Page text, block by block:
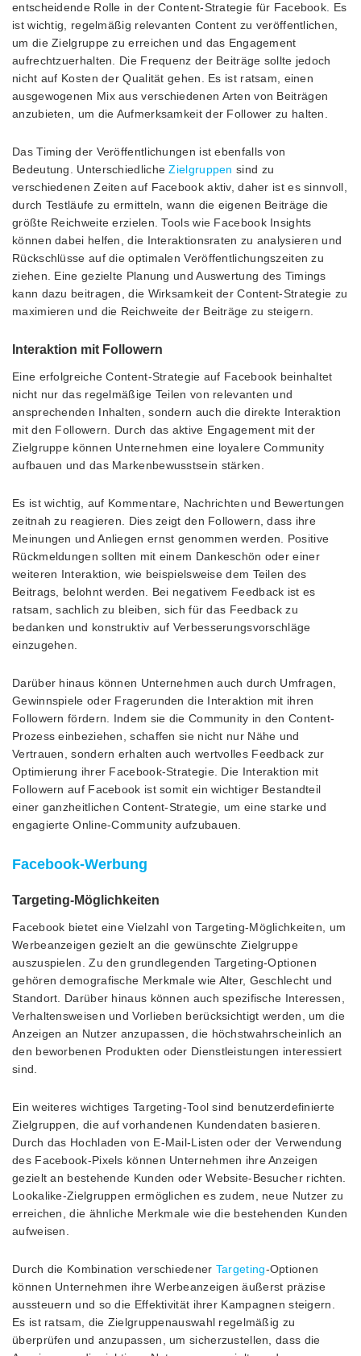
entscheidende Rolle in der Content-Strategie für Facebook. Es
ist wichtig, regelmäßig relevanten Content zu veröffentlichen,
um die Zielgruppe zu erreichen und das Engagement
aufrechtzuerhalten. Die Frequenz der Beiträge sollte jedoch
nicht auf Kosten der Qualität gehen. Es ist ratsam, einen
ausgewogenen Mix aus verschiedenen Arten von Beiträgen
anzubieten, um die Aufmerksamkeit der Follower zu halten.
Das Timing der Veröffentlichungen ist ebenfalls von
Bedeutung. UnterschiedlicheZielgruppen sind zu
verschiedenen Zeiten auf Facebook aktiv, daher ist es sinnvoll,
durch Testläufe zu ermitteln, wann die eigenen Beiträge die
größte Reichweite erzielen. Tools wie Facebook Insights
können dabei helfen, die Interaktionsraten zu analysieren und
Rückschlüsse auf die optimalen Veröffentlichungszeiten zu
ziehen. Eine gezielte Planung und Auswertung des Timings
kann dazu beitragen, die Wirksamkeit der Content-Strategie zu
maximieren und die Reichweite der Beiträge zu steigern.
Interaktion mit Followern
Eine erfolgreiche Content-Strategie auf Facebook beinhaltet
nicht nur das regelmäßige Teilen von relevanten und
ansprechenden Inhalten, sondern auch die direkte Interaktion
mit den Followern. Durch das aktive Engagement mit der
Zielgruppe können Unternehmen eine loyalere Community
aufbauen und das Markenbewusstsein stärken.
Es ist wichtig, auf Kommentare, Nachrichten und Bewertungen
zeitnah zu reagieren. Dies zeigt den Followern, dass ihre
Meinungen und Anliegen ernst genommen werden. Positive
Rückmeldungen sollten mit einem Dankeschön oder einer
weiteren Interaktion, wie beispielsweise dem Teilen des
Beitrags, belohnt werden. Bei negativem Feedback ist es
ratsam, sachlich zu bleiben, sich für das Feedback zu
bedanken und konstruktiv auf Verbesserungsvorschläge
einzugehen.
Darüber hinaus können Unternehmen auch durch Umfragen,
Gewinnspiele oder Fragerunden die Interaktion mit ihren
Followern fördern. Indem sie die Community in den Content-
Prozess einbeziehen, schaffen sie nicht nur Nähe und
Vertrauen, sondern erhalten auch wertvolles Feedback zur
Optimierung ihrer Facebook-Strategie. Die Interaktion mit
Followern auf Facebook ist somit ein wichtiger Bestandteil
einer ganzheitlichen Content-Strategie, um eine starke und
engagierte Online-Community aufzubauen.
Facebook-Werbung
Targeting-Möglichkeiten
Facebook bietet eine Vielzahl von Targeting-Möglichkeiten, um
Werbeanzeigen gezielt an die gewünschte Zielgruppe
auszuspielen. Zu den grundlegenden Targeting-Optionen
gehören demografische Merkmale wie Alter, Geschlecht und
Standort. Darüber hinaus können auch spezifische Interessen,
Verhaltensweisen und Vorlieben berücksichtigt werden, um die
Anzeigen an Nutzer anzupassen, die höchstwahrscheinlich an
den beworbenen Produkten oder Dienstleistungen interessiert
sind.
Ein weiteres wichtiges Targeting-Tool sind benutzerdefinierte
Zielgruppen, die auf vorhandenen Kundendaten basieren.
Durch das Hochladen von E-Mail-Listen oder der Verwendung
des Facebook-Pixels können Unternehmen ihre Anzeigen
gezielt an bestehende Kunden oder Website-Besucher richten.
Lookalike-Zielgruppen ermöglichen es zudem, neue Nutzer zu
erreichen, die ähnliche Merkmale wie die bestehenden Kunden
aufweisen.
Durch die Kombination verschiedener Targeting-Optionen
können Unternehmen ihre Werbeanzeigen äußerst präzise
aussteuern und so die Effektivität ihrer Kampagnen steigern.
Es ist ratsam, die Zielgruppenauswahl regelmäßig zu
überprüfen und anzupassen, um sicherzustellen, dass die